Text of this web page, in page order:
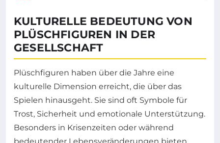
KULTURELLE BEDEUTUNG VON
PLÜSCHFIGUREN IN DER
GESELLSCHAFT
Plüschfiguren haben über die Jahre eine
kulturelle Dimension erreicht, die über das
Spielen hinausgeht. Sie sind oft Symbole für
Trost, Sicherheit und emotionale Unterstützung.
Besonders in Krisenzeiten oder während